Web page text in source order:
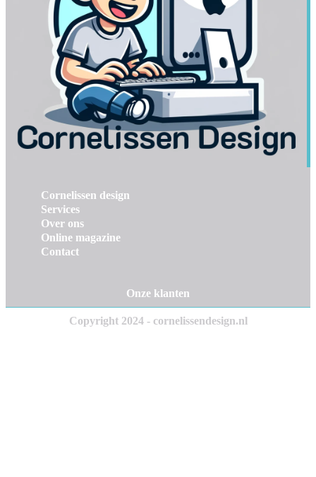
Cornelissen design
Services
Over ons
Online magazine
Contact
Onze klanten
Copyright 2024 - cornelissendesign.nl